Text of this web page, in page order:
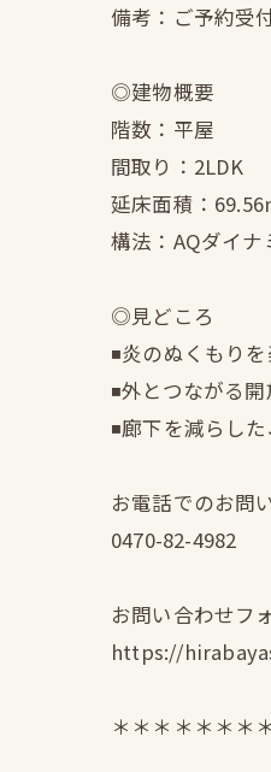
備考：ご予約受
◎建物概要
階数：平屋
間取り：2LDK
延床面積：
構法：AQダイナ
◎見どころ
◾️炎のぬくもり
◾️外とつながる
◾️廊下を減らし
お電話でのお問
0470-82-4982
お問い合わせフ
https://
＊＊＊＊＊＊＊